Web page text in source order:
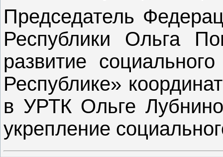
Председатель
Республики Ольга
развитие
Республике»
в УРТК Ольге
укрепление